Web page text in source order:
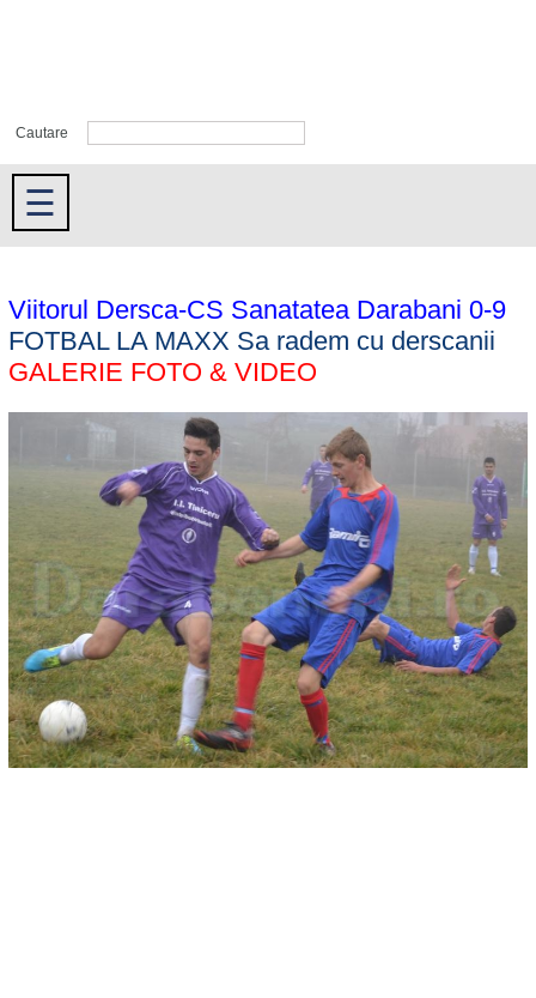
Cautare
☰
Viitorul Dersca-CS Sanatatea Darabani 0-9
FOTBAL LA MAXX Sa radem cu derscanii
GALERIE FOTO & VIDEO